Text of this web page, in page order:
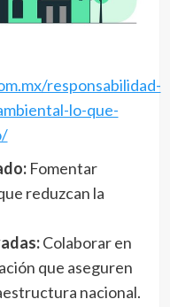
responsabilidad-
lo-que-
Fomentar
reduzcan la
Colaborar en
que aseguren
nacional.